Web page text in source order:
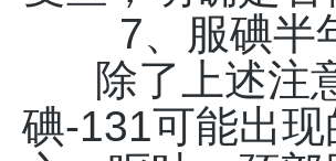
7、服碘半年
除了上述注意
碘-131可能出